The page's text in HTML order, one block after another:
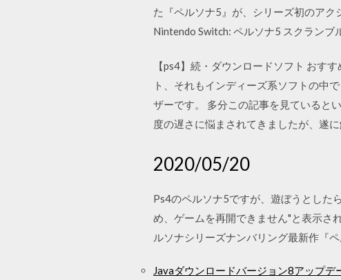
た『ペルソナ5』が、シリーズ初のアク
Nintendo Switch: ペルソナ5 スクランブ
【ps4】続・ダウンロードソフト おす
ト、それもインディーズ系ソフトの中
ザーです。 多分この記事を見ていると
度の遅さに悩まされてきましたが、遂
2020/05/20
Ps4のペルソナ5ですが、遊ぼうとした
め、ゲームを再開できません"と表示さ
ルソナシリーズナンバリング最新作『
Javaダウンロードバージョン8アップデ